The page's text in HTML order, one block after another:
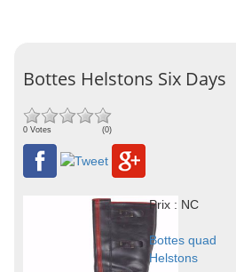
Bottes Helstons Six Days
0 Votes (0)
Prix : NC
Bottes quad
Helstons